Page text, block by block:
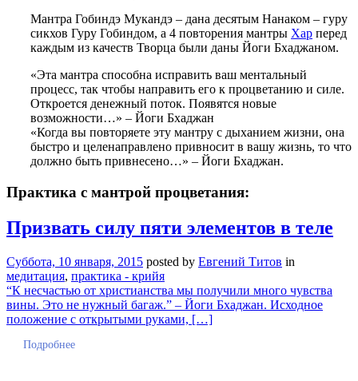
Мантра Гобиндэ Мукандэ – дана десятым Нанаком – гуру
сикхов Гуру Гобиндом, а 4 повторения мантры Хар перед
каждым из качеств Творца были даны Йоги Бхаджаном.
«Эта мантра способна исправить ваш ментальный
процесс, так чтобы направить его к процветанию и силе.
Откроется денежный поток. Появятся новые
возможности…» – Йоги Бхаджан
«Когда вы повторяете эту мантру с дыханием жизни, она
быстро и целенаправлено привносит в вашу жизнь, то что
должно быть привнесено…» – Йоги Бхаджан.
Практика с мантрой процветания:
Призвать силу пяти элементов в теле
Суббота, 10 января, 2015 posted by Евгений Титов in
медитация, практика - крийя
“К несчастью от христианства мы получили много чувства
вины. Это не нужный багаж.” – Йоги Бхаджан. Исходное
положение с открытыми руками, […]
Подробнее